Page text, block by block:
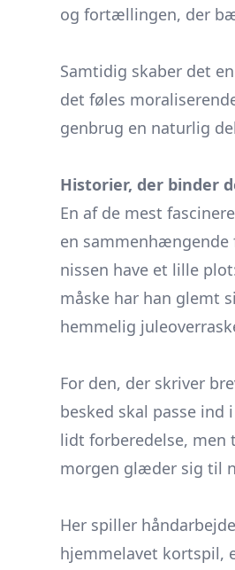
og fortællingen, der
Samtidig skaber det
det føles
genbrug en naturlig
Historier, der binder
En af de mest
en
nissen have et lille
måske har han glemt
hemmelig
For den, der skriver
besked skal passe
lidt forberedelse,
morgen glæder sig til
Her spiller
hjemmelavet kortspil,